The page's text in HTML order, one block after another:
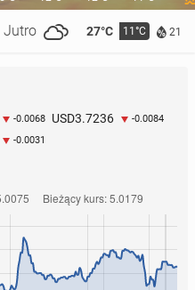
on Fun
Jutro 27°C 11°C 21
-0.0068 USD3.7236 -0.0084
-0.0031